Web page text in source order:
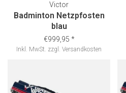
Victor
Badminton Netzpfosten
blau
€999,95 *
Inkl. MwSt. zzgl. Versandkosten